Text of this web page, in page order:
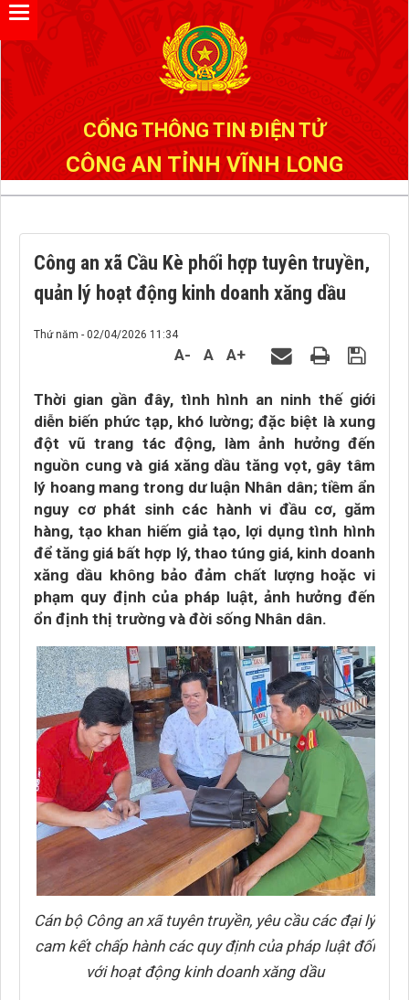
CỔNG THÔNG TIN ĐIỆN TỬ
CÔNG AN TỈNH VĨNH LONG
Công an xã Cầu Kè phối hợp tuyên truyền,
quản lý hoạt động kinh doanh xăng dầu
Thứ năm - 02/04/2026 11:34
A- A A+
Thời gian gần đây, tình hình an ninh thế giới
diễn biến phức tạp, khó lường; đặc biệt là xung
đột vũ trang tác động, làm ảnh hưởng đến
nguồn cung và giá xăng dầu tăng vọt, gây tâm
lý hoang mang trong dư luận Nhân dân; tiềm ẩn
nguy cơ phát sinh các hành vi đầu cơ, găm
hàng, tạo khan hiếm giả tạo, lợi dụng tình hình
để tăng giá bất hợp lý, thao túng giá, kinh doanh
xăng dầu không bảo đảm chất lượng hoặc vi
phạm quy định của pháp luật, ảnh hưởng đến
ổn định thị trường và đời sống Nhân dân.
Cán bộ Công an xã tuyên truyền, yêu cầu các đại lý
cam kết chấp hành các quy định của pháp luật đối
với hoạt động kinh doanh xăng dầu